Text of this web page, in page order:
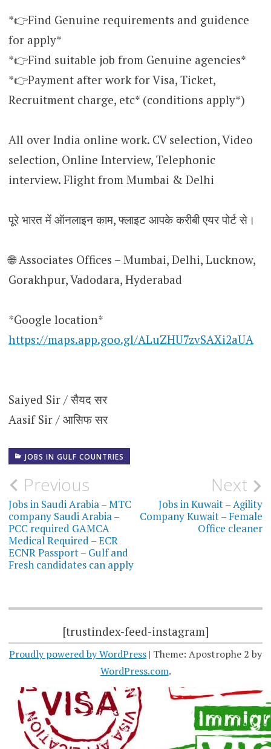
*👉Find Genuine requirements and guidence
for apply*
*👉Find suitable job from Genuine agencies*
*👉Payment after work for Visa, Ticket,
Recruitment charge, etc* (conditions apply*)
All over India online work. CV selection, Video
selection, Online Interview, Telephonic
interview. Flight from Mumbai & Delhi
पूरे भारत में ऑनलाइन काम, फ्लाइट आपके करीबी एयर पोर्ट से।
🌐 Associates Offices – Mumbai, Delhi, Lucknow,
Gorakhpur, Vadodara, Hyderabad
*Google location*
https://maps.app.goo.gl/ALuZHU7zvSAXi2aUA
Saiyed Sir / सैयद सर
Aasif Sir / आसिफ सर
JOBS IN GULF COUNTRIES
Post
navigation
Previous
Jobs in Saudi Arabia – MTC
company Saudi Arabia –
PCC required GAMCA
Medical Required – ECR
ECNR Passport – Gulf and
Fresh candidates can apply
Next
Jobs in Kuwait – Agility
Company Kuwait – Female
Office cleaner
[trustindex-feed-instagram]
Proudly powered by WordPress | Theme: Apostrophe 2 by
WordPress.com.